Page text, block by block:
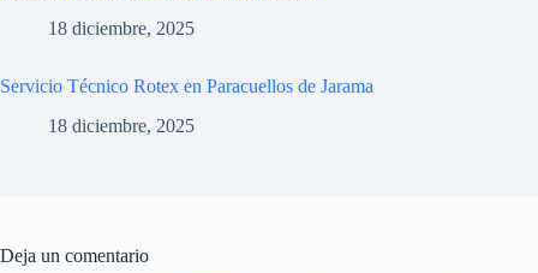
18 diciembre, 2025
Servicio Técnico Rotex en Paracuellos de Jarama
18 diciembre, 2025
Deja un comentario